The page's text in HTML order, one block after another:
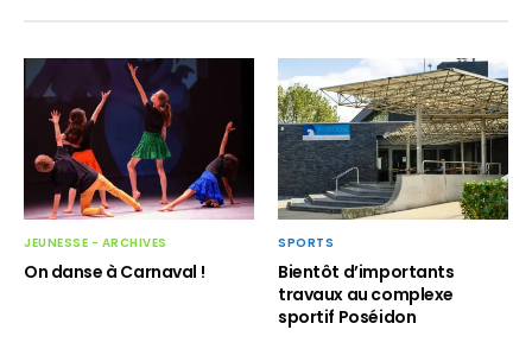
JEUNESSE - ARCHIVES
On danse à Carnaval !
SPORTS
Bientôt d’importants
travaux au complexe
sportif Poséidon